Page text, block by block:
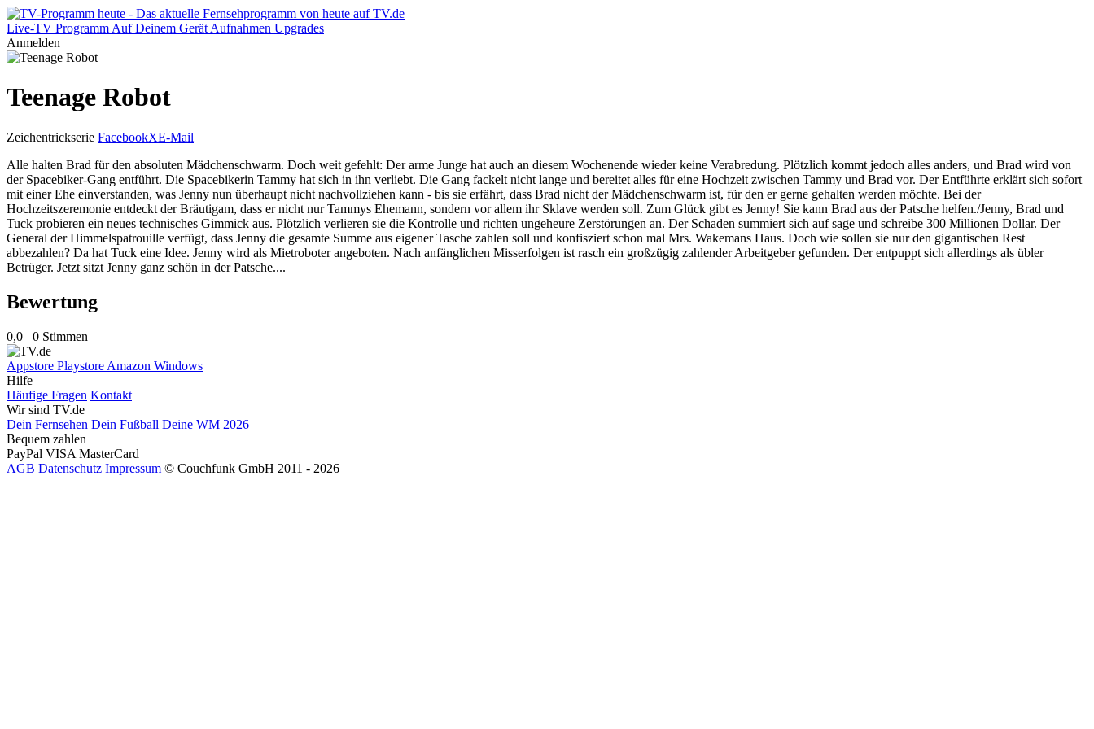
Live-TV Programm Auf Deinem Gerät Aufnahmen Upgrades
Anmelden
Teenage Robot
Zeichentrickserie FacebookXE-Mail
Alle halten Brad für den absoluten Mädchenschwarm. Doch weit gefehlt: Der arme Junge hat auch an diesem Wochenende wieder keine Verabredung. Plötzlich kommt jedoch alles anders, und Brad wird von
der Spacebiker-Gang entführt. Die Spacebikerin Tammy hat sich in ihn verliebt. Die Gang fackelt nicht lange und bereitet alles für eine Hochzeit zwischen Tammy und Brad vor. Der Entführte erklärt sich sofort
mit einer Ehe einverstanden, was Jenny nun überhaupt nicht nachvollziehen kann - bis sie erfährt, dass Brad nicht der Mädchenschwarm ist, für den er gerne gehalten werden möchte. Bei der
Hochzeitszeremonie entdeckt der Bräutigam, dass er nicht nur Tammys Ehemann, sondern vor allem ihr Sklave werden soll. Zum Glück gibt es Jenny! Sie kann Brad aus der Patsche helfen./Jenny, Brad und
Tuck probieren ein neues technisches Gimmick aus. Plötzlich verlieren sie die Kontrolle und richten ungeheure Zerstörungen an. Der Schaden summiert sich auf sage und schreibe 300 Millionen Dollar. Der
General der Himmelspatrouille verfügt, dass Jenny die gesamte Summe aus eigener Tasche zahlen soll und konfisziert schon mal Mrs. Wakemans Haus. Doch wie sollen sie nur den gigantischen Rest
abbezahlen? Da hat Tuck eine Idee. Jenny wird als Mietroboter angeboten. Nach anfänglichen Misserfolgen ist rasch ein großzügig zahlender Arbeitgeber gefunden. Der entpuppt sich allerdings als übler
Betrüger. Jetzt sitzt Jenny ganz schön in der Patsche....
Bewertung
0,0 0 Stimmen
Appstore Playstore Amazon Windows
Hilfe
Häufige Fragen Kontakt
Wir sind TV.de
Dein Fernsehen Dein Fußball Deine WM 2026
Bequem zahlen
PayPal VISA MasterCard
AGB Datenschutz Impressum © Couchfunk GmbH 2011 - 2026